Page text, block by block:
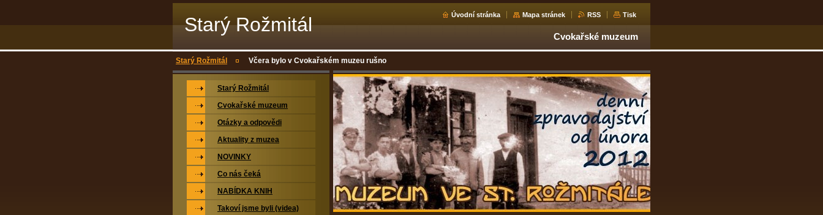
Starý Rožmitál Úvodní stránka Mapa stránek RSS Tisk
Cvokařské muzeum
Starý Rožmitál Včera bylo v Cvokařském muzeu rušno
Starý Rožmitál
Cvokařské muzeum
Otázky a odpovědi
Aktuality z muzea
NOVINKY
Co nás čeká
NABÍDKA KNIH
Takoví jsme byli (videa)